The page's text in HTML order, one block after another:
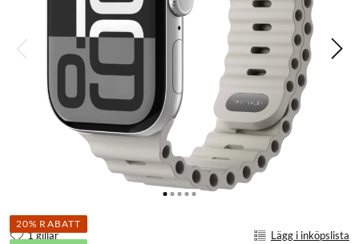
20% RABATT
1 gillar Lägg i inköpslista